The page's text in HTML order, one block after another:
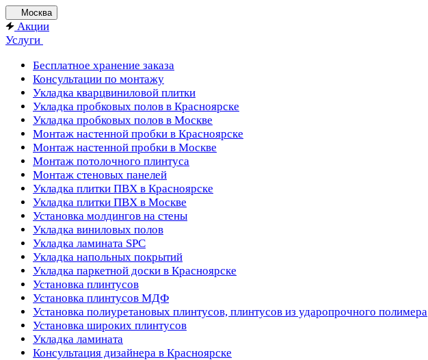
Москва
Акции
Услуги
Бесплатное хранение заказа
Консультации по монтажу
Укладка кварцвиниловой плитки
Укладка пробковых полов в Красноярске
Укладка пробковых полов в Москве
Монтаж настенной пробки в Красноярске
Монтаж настенной пробки в Москве
Монтаж потолочного плинтуса
Монтаж стеновых панелей
Укладка плитки ПВХ в Красноярске
Укладка плитки ПВХ в Москве
Установка молдингов на стены
Укладка виниловых полов
Укладка ламината SPC
Укладка напольных покрытий
Укладка паркетной доски в Красноярске
Установка плинтусов
Установка плинтусов МДФ
Установка полиуретановых плинтусов, плинтусов из ударопрочного полимера
Установка широких плинтусов
Укладка ламината
Консультация дизайнера в Красноярске